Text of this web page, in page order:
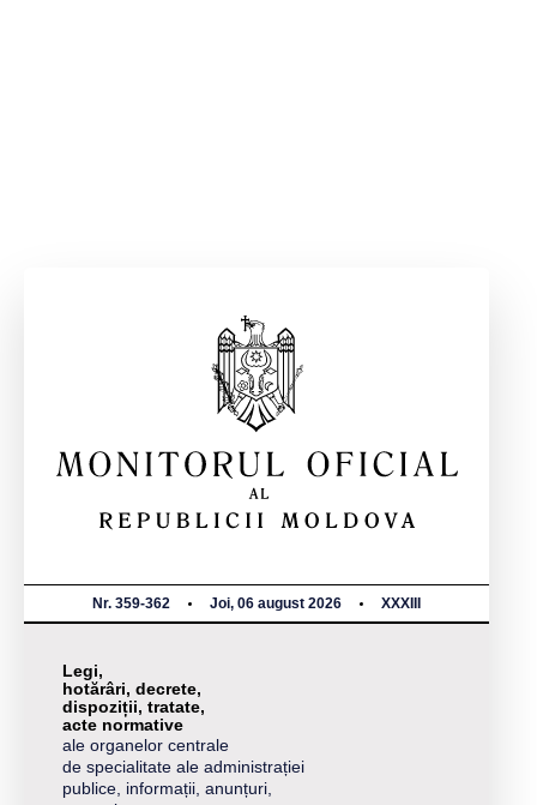
Nr. 359-362 Joi, 06 august 2026 XXXIII
Legi,
hotărâri, decrete,
dispoziții, tratate,
acte normative
ale organelor centrale
de specialitate ale administrației
publice, informații, anunțuri,